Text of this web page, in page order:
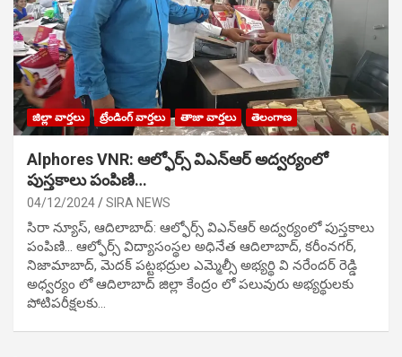
జిల్లా వార్తలు ట్రేండింగ్ వార్తలు తాజా వార్తలు తెలంగాణ
Alphores VNR: ఆల్ఫోర్స్ విఎన్ఆర్ అద్వర్యంలో
పుస్తకాలు పంపిణి…
04/12/2024 SIRA NEWS
సిరా న్యూస్, ఆదిలాబాద్: ఆల్ఫోర్స్ విఎన్ఆర్ అద్వర్యంలో పుస్తకాలు
పంపిణి… ఆల్ఫోర్స్ విద్యాసంస్థల అధినేత ఆదిలాబాద్, కరీంనగర్,
నిజామాబాద్, మెదక్ పట్టభద్రుల ఎమ్మెల్సీ అభ్యర్థి వి నరేందర్ రెడ్డి
అధ్వర్యం లో ఆదిలాబాద్ జిల్లా కేంద్రం లో పలువురు అభ్యర్థులకు
పోటిప‌రీక్ష‌ల‌కు…